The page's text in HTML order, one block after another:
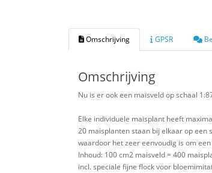
Omschrijving GPSR
Omschrijving
Nu is er ook een maïsveld op schaal
Elke individuele maïsplant heeft
20 maisplanten staan bij elkaar op een
waardoor het zeer eenvoudig is om
Inhoud: 100 cm2 maisveld = 400
incl. speciale fijne flock voor